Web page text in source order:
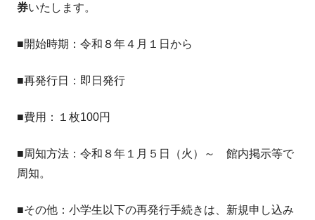
券いたします。
■開始時期：令和８年４月１日から
■再発行日：即日発行
■費用：１枚100円
■周知方法：令和８年１月５日（火）～ 館内掲示等で
周知。
■その他：小学生以下の再発行手続きは、新規申し込み